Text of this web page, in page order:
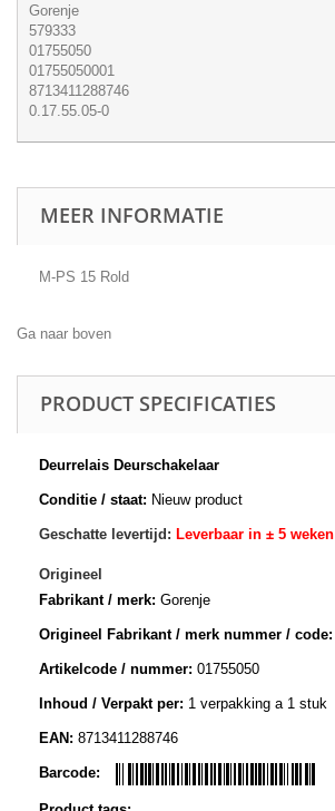
Gorenje
579333
01755050
01755050001
8713411288746
0.17.55.05-0
MEER INFORMATIE
M-PS 15 Rold
Ga naar boven
PRODUCT SPECIFICATIES
Deurrelais Deurschakelaar
Conditie / staat: Nieuw product
Geschatte levertijd: Leverbaar in ± 5 weken
Origineel
Fabrikant / merk: Gorenje
Origineel Fabrikant / merk nummer / code:
Artikelcode / nummer: 01755050
Inhoud / Verpakt per: 1 verpakking a 1 stuk
EAN: 8713411288746
Barcode: